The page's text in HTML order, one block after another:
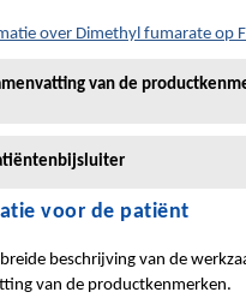
over Dimethyl fumarate op
van de
voor de patiënt
beschrijving van de
van de productkenmerken.